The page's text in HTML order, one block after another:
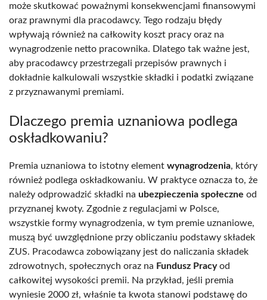
może skutkować poważnymi konsekwencjami finansowymi
oraz prawnymi dla pracodawcy. Tego rodzaju błędy
wpływają również na całkowity koszt pracy oraz na
wynagrodzenie netto pracownika. Dlatego tak ważne jest,
aby pracodawcy przestrzegali przepisów prawnych i
dokładnie kalkulowali wszystkie składki i podatki związane
z przyznawanymi premiami.
Dlaczego premia uznaniowa podlega
oskładkowaniu?
Premia uznaniowa to istotny element wynagrodzenia, który
również podlega oskładkowaniu. W praktyce oznacza to, że
należy odprowadzić składki na ubezpieczenia społeczne od
przyznanej kwoty. Zgodnie z regulacjami w Polsce,
wszystkie formy wynagrodzenia, w tym premie uznaniowe,
muszą być uwzględnione przy obliczaniu podstawy składek
ZUS. Pracodawca zobowiązany jest do naliczania składek
zdrowotnych, społecznych oraz na Fundusz Pracyod
całkowitej wysokości premii. Na przykład, jeśli premia
wyniesie 2000 zł, właśnie ta kwota stanowi podstawę do